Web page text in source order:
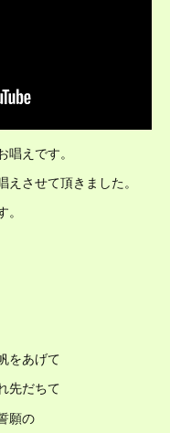
えです。
させて頂きました。
をあげて
先だちて
願の